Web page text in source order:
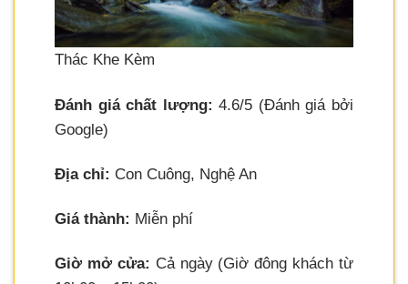
Thác Khe Kèm
Đánh giá chất lượng: 4.6/5 (Đánh giá bởi
Google)
Địa chỉ: Con Cuông, Nghệ An
Giá thành: Miễn phí
Giờ mở cửa: Cả ngày (Giờ đông khách từ